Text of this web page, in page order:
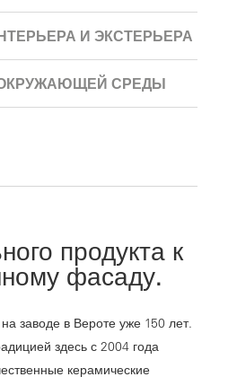
И ЭКСТЕРЬЕРА
СРЕДЫ
продукта к
фасаду.
заводе в Вероте уже 150 лет.
здесь с 2004 года
керамические